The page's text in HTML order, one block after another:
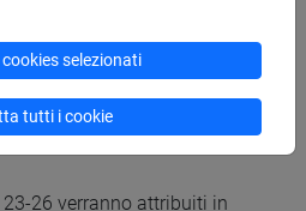
autonomi;
terminologia specifica e
26 verranno attribuiti in
selezionati
tutti i cookie